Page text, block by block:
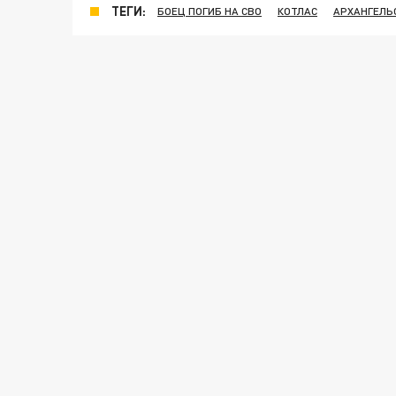
ТЕГИ: БОЕЦ ПОГИБ НА СВО КОТЛАС